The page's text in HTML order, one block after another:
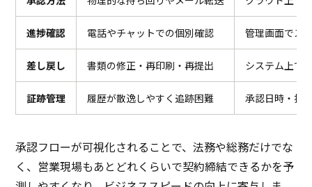
進捗確認 電話やチャットでの個別確認 管理画面でス
差し戻し 書類の修正・再印刷・再提出 システム上で
証跡管理 履歴が散逸しやすく追跡困難 承認日時・担
承認フローが可視化されることで、法務や総務だけでな
く、営業現場もあとどれくらいで契約締結できるかを予